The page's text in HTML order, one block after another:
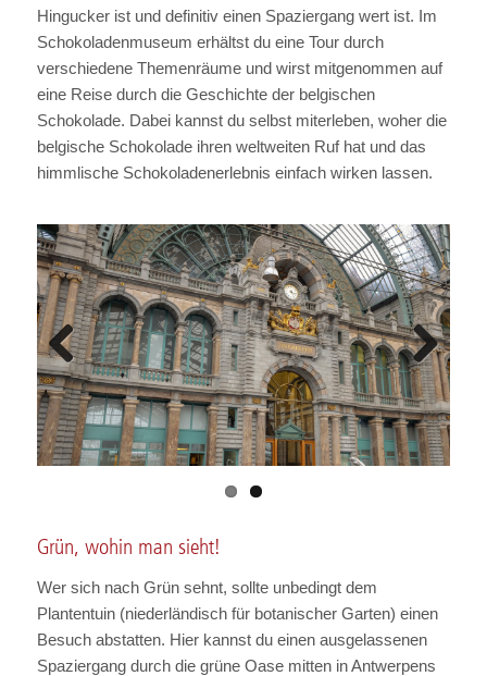
Hingucker ist und definitiv einen Spaziergang wert ist. Im
Schokoladenmuseum erhältst du eine Tour durch
verschiedene Themenräume und wirst mitgenommen auf
eine Reise durch die Geschichte der belgischen
Schokolade. Dabei kannst du selbst miterleben, woher die
belgische Schokolade ihren weltweiten Ruf hat und das
himmlische Schokoladenerlebnis einfach wirken lassen.
Previous Next
Grün, wohin man sieht!
Wer sich nach Grün sehnt, sollte unbedingt dem
Plantentuin (niederländisch für botanischer Garten) einen
Besuch abstatten. Hier kannst du einen ausgelassenen
Spaziergang durch die grüne Oase mitten in Antwerpens